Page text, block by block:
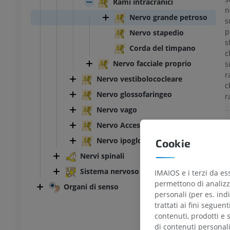
Nervo grande petroso
Nervo stapedio
Corda del timpano
Nervo facciale proprio
Nervo vestibolococleare
Nervo glossofaringeo
Nervo vago
Nervo Accessorio
Nervo ipoglosso
Nervi spinali
Sistema nervoso autonomo
Organi di senso
Cookie
IMAIOS e i terzi da
permettono di
personali (per es.
trattati ai fini
contenuti, prodotti e
di contenuti